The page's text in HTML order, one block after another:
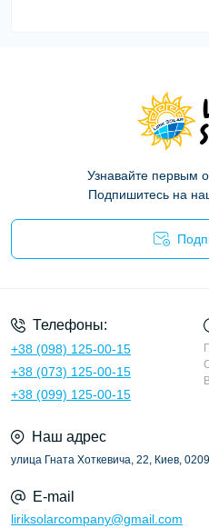
Узнавайте первым
Подпишитесь на
Телефоны:
+38 (098) 125-00-15
+38 (073) 125-00-15
+38 (099) 125-00-15
Наш адрес
улица Гната Хоткевича, 22, Киев,
E-mail
liriksolarcompany@gmail.com